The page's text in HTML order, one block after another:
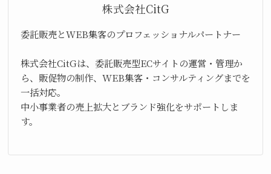
株式会社CitG
委託販売とWEB集客のプロフェッショナルパートナー
株式会社CitGは、委託販売型ECサイトの運営・管理か
ら、販促物の制作、WEB集客・コンサルティングまでを
一括対応。
中小事業者の売上拡大とブランド強化をサポートしま
す。